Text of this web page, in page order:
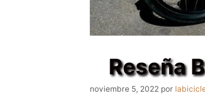
Reseña
noviembre 5, 2022 por